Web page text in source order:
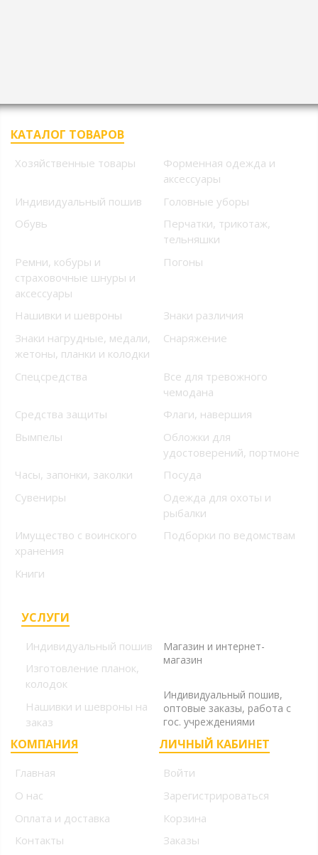
КАТАЛОГ ТОВАРОВ
Хозяйственные товары
Форменная одежда и
аксессуары
Индивидуальный пошив
Головные уборы
Обувь
Перчатки, трикотаж,
тельняшки
Ремни, кобуры и
страховочные шнуры и
аксессуары
Погоны
Нашивки и шевроны
Знаки различия
Знаки нагрудные, медали,
жетоны, планки и колодки
Снаряжение
Спецсредства
Все для тревожного
чемодана
Средства защиты
Флаги, навершия
Вымпелы
Обложки для
удостоверений, портмоне
Часы, запонки, заколки
Посуда
Сувениры
Одежда для охоты и
рыбалки
Имущество с воинского
хранения
Подборки по ведомствам
Книги
УСЛУГИ
Индивидуальный пошив
Изготовление планок,
колодок
Нашивки и шевроны на
заказ
Магазин и интернет-
магазин
Индивидуальный пошив,
оптовые заказы, работа с
гос. учреждениями
КОМПАНИЯ
Главная
О нас
Оплата и доставка
Контакты
ЛИЧНЫЙ КАБИНЕТ
Войти
Зарегистрироваться
Корзина
Заказы